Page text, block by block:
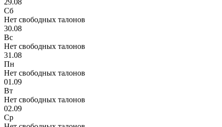
Сб
Нет свободных талонов
30.08
Вс
Нет свободных талонов
31.08
Пн
Нет свободных талонов
01.09
Вт
Нет свободных талонов
02.09
Ср